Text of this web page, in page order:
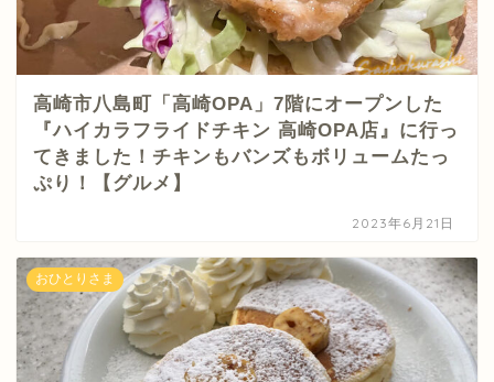
高崎市八島町「高崎OPA」7階にオープンした
『ハイカラフライドチキン 高崎OPA店』に行っ
てきました！チキンもバンズもボリュームたっ
ぷり！【グルメ】
2023年6月21日
おひとりさま